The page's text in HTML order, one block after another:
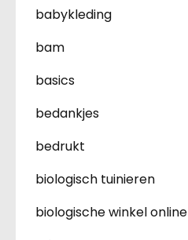
babykleding
bam
basics
bedankjes
bedrukt
biologisch tuinieren
biologische winkel online